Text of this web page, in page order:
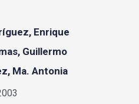
Enrique
Guillermo
Ma. Antonia